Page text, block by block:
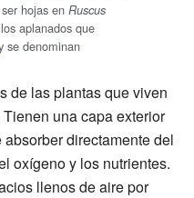
hojas en Ruscus
aplanados que
se denominan
de las plantas que viven
una capa exterior
directamente del
oxígeno y los nutrientes.
llenos de aire por